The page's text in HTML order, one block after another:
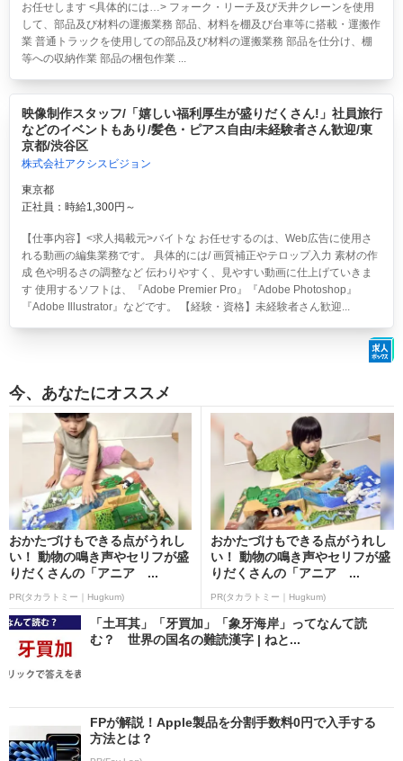
お任せします <具体的には…> フォーク・リーチ及び天井クレーンを使用
して、部品及び材料の運搬業務 部品、材料を棚及び台車等に搭載・運搬作
業 普通トラックを使用しての部品及び材料の運搬業務 部品を仕分け、棚
等への収納作業 部品の梱包作業 ...
映像制作スタッフ/「嬉しい福利厚生が盛りだくさん!」社員旅行
などのイベントもあり/髪色・ピアス自由/未経験者さん歓迎/東
京都/渋谷区
株式会社アクシスビジョン
東京都
正社員：時給1,300円～
【仕事内容】<求人掲載元>バイトな お任せするのは、Web広告に使用さ
れる動画の編集業務です。 具体的には/ 画質補正やテロップ入力 素材の作
成 色や明るさの調整など 伝わりやすく、見やすい動画に仕上げていきま
す 使用するソフトは、『Adobe Premier Pro』『Adobe Photoshop』
『Adobe Illustrator』などです。 【経験・資格】未経験者さん歓迎...
今、あなたにオススメ
おかたづけもできる点がうれし
い！ 動物の鳴き声やセリフが盛
りだくさんの「アニア ...
PR(タカラトミー｜Hugkum)
おかたづけもできる点がうれし
い！ 動物の鳴き声やセリフが盛
りだくさんの「アニア ...
PR(タカラトミー｜Hugkum)
「土耳其」「牙買加」「象牙海岸」ってなんて読
む？ 世界の国名の難読漢字 | ねと...
FPが解説！Apple製品を分割手数料0円で入手する
方法とは？